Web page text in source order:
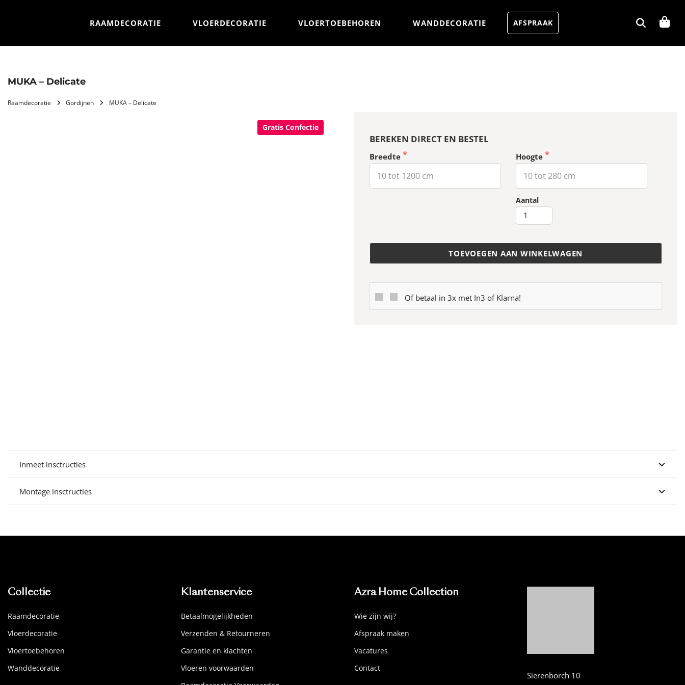
RAAMDECORATIE VLOERDECORATIE VLOERTOEBEHOREN WANDDECORATIE AFSPRAAK
MUKA – Delicate
Raamdecoratie Gordijnen MUKA – Delicate
Gratis Confectie
BEREKEN DIRECT EN BESTEL
Breedte Hoogte
Aantal
TOEVOEGEN AAN WINKELWAGEN
Of betaal in 3x met In3 of Klarna!
Inmeet insctructies
Montage insctructies
Collectie
Raamdecoratie
Vloerdecoratie
Vloertoebehoren
Wanddecoratie
Klantenservice
Betaalmogelijkheden
Verzenden & Retourneren
Garantie en klachten
Vloeren voorwaarden
Azra Home Collection
Wie zijn wij?
Afspraak maken
Vacatures
Contact
Sierenborch 10